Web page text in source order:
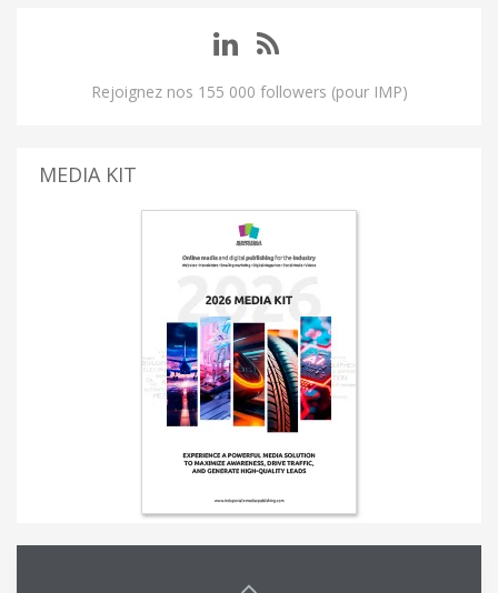
Rejoignez nos 155 000 followers (pour IMP)
MEDIA KIT